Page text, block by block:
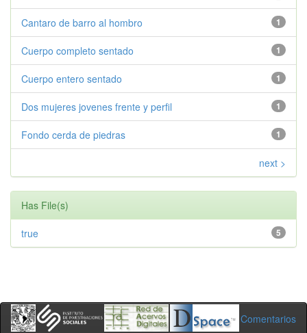
1
Cantaro de barro al hombro
1
Cuerpo completo sentado
1
Cuerpo entero sentado
1
Dos mujeres jovenes frente y perfil
1
Fondo cerda de piedras
next >
Has File(s)
5
true
Comentarios